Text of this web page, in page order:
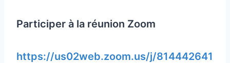
Participer à la réunion Zoom
https://us02web.zoom.us/j/814442641